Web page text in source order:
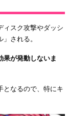
ィスク攻撃やダッシ
される。
果が発動しないま
となるので、特にキ